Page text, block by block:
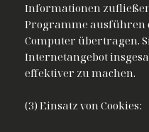
Informationen
Programme ausführen
Computer übertragen.
Internetangebot
effektiver zu machen.
(3) Einsatz von Cookies: